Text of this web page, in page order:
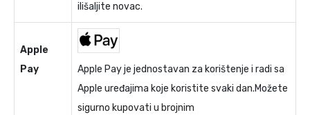
ilišaljite novac.
Apple
Pay
Apple Pay je jednostavan za korištenje i radi sa
Apple uređajima koje koristite svaki dan.Možete
sigurno kupovati u brojnim